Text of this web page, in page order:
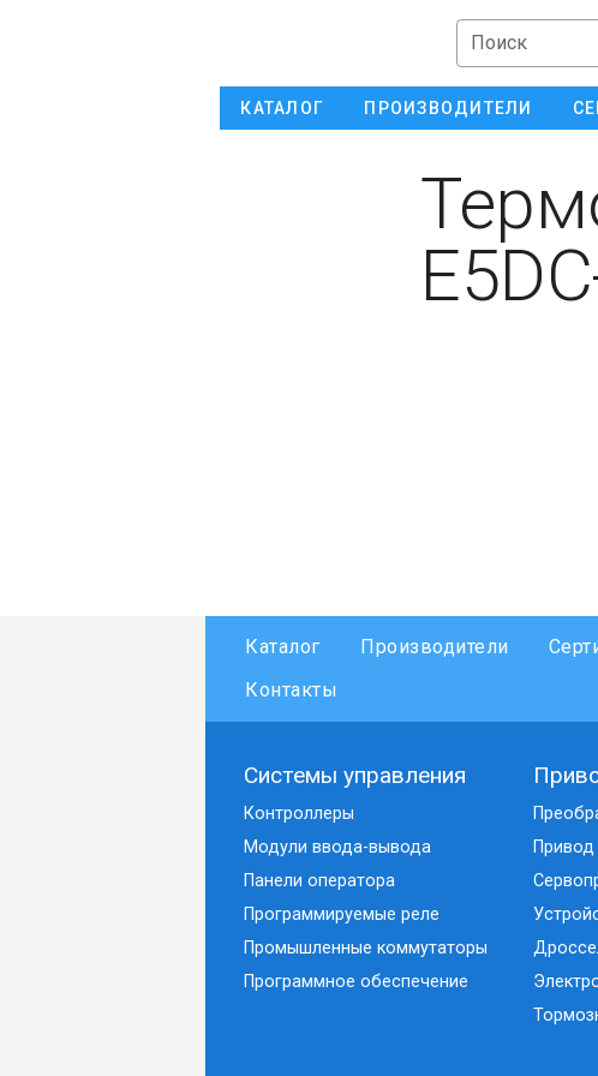
Поиск
КАТАЛОГ ПРОИЗВОДИТЕЛИ
Каталог Производители
Контакты
Системы управления
Контроллеры
Модули ввода-вывода
Панели оператора
Программируемые реле
Промышленные коммутаторы
Программное обеспечение
Привод